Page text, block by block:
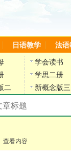
日语教学 法语
学会读书
学思二册
二 新概念版三
查看内容